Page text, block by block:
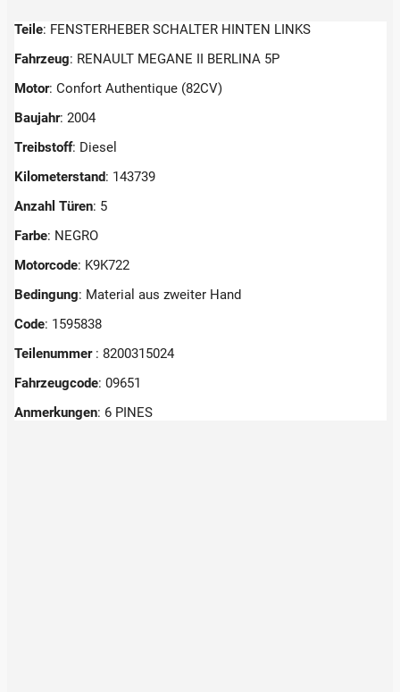
Teile: FENSTERHEBER SCHALTER HINTEN LINKS
Fahrzeug: RENAULT MEGANE II BERLINA 5P
Motor: Confort Authentique (82CV)
Baujahr: 2004
Treibstoff: Diesel
Kilometerstand: 143739
Anzahl Türen: 5
Farbe: NEGRO
Motorcode: K9K722
Bedingung: Material aus zweiter Hand
Code: 1595838
Teilenummer : 8200315024
Fahrzeugcode: 09651
Anmerkungen: 6 PINES